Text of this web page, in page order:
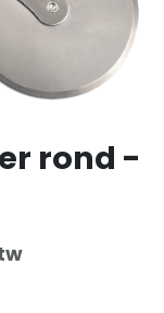
rond -